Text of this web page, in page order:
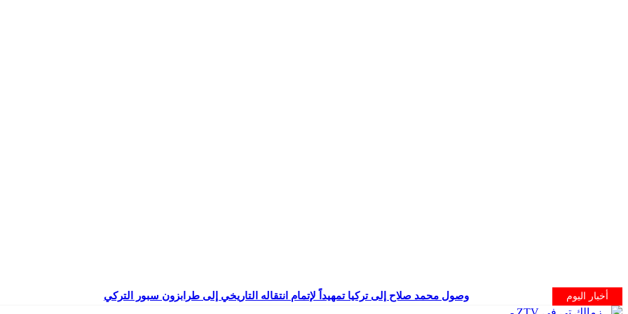
أخبار اليوم وصول محمد صلاح إلى تركيا تمهيداً لإتمام انتقاله التاريخي إلى طرابزون سبور التركي